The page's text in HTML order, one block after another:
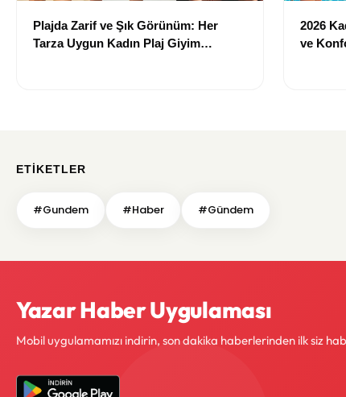
Plajda Zarif ve Şık Görünüm: Her
Tarza Uygun Kadın Plaj Giyim
2026
ve
ETIKETLER
#Gundem #Haber #Gündem
Yazar Haber Uygulaması
Mobil uygulamamızı indirin, son dakika haberlerinden ilk siz